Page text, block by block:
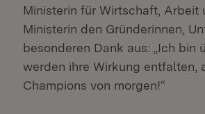
Ministerin für Wirtschaft, Arbeit
Ministerin den Gründerinnen,
besonderen Dank aus: „Ich
werden ihre Wirkung entfalten,
Champions von morgen!“